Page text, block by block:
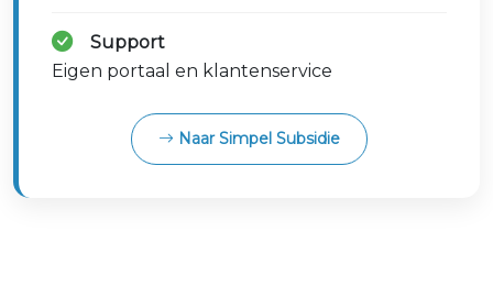
Support
Eigen portaal en klantenservice
Naar Simpel Subsidie